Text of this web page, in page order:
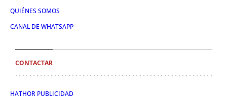
QUIÉNES SOMOS
CANAL DE WHATSAPP
CONTACTAR
HATHOR PUBLICIDAD